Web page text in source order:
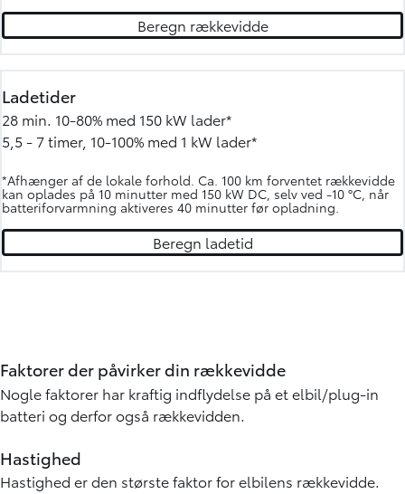
Beregn rækkevidde
Ladetider
28 min. 10-80% med 150 kW lader*
5,5 - 7 timer, 10-100% med 1 kW lader*
*Afhænger af de lokale forhold. Ca. 100 km forventet rækkevidde
kan oplades på 10 minutter med 150 kW DC, selv ved -10 °C, når
batteriforvarmning aktiveres 40 minutter før opladning.
Beregn ladetid